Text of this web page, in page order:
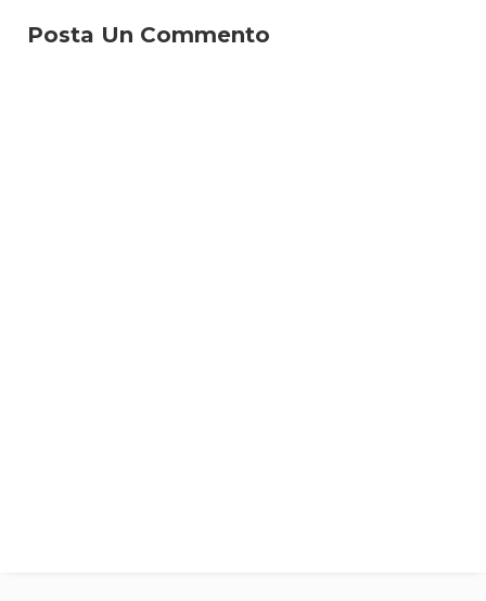
Posta Un Commento